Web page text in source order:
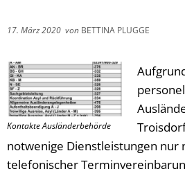
17. März 2020 von BETTINA PLUGGE
Kontakte Ausländerbehörde
notwenige Dienstleistungen nur
telefonischer